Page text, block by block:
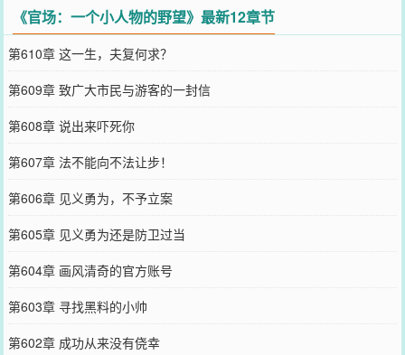
《官场：一个小人物的野望》最新12章节
第610章 这一生，夫复何求？
第609章 致广大市民与游客的一封信
第608章 说出来吓死你
第607章 法不能向不法让步！
第606章 见义勇为，不予立案
第605章 见义勇为还是防卫过当
第604章 画风清奇的官方账号
第603章 寻找黑料的小帅
第602章 成功从来没有侥幸